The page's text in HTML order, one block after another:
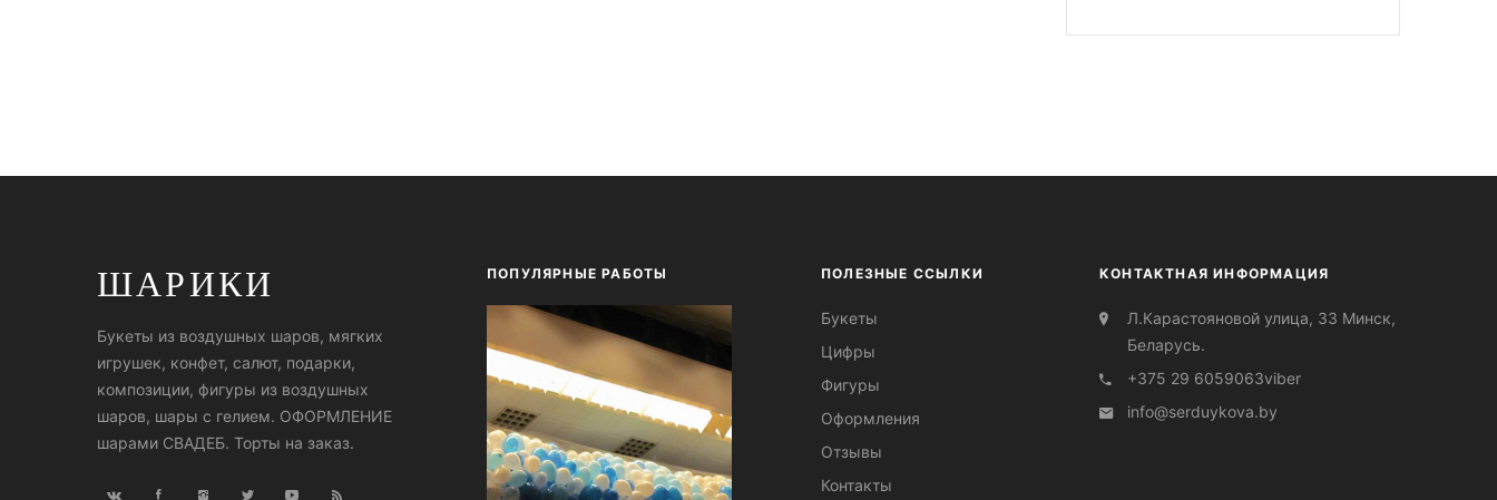
ШАРИКИ
Букеты из воздушных шаров, мягких
игрушек, конфет, салют, подарки,
композиции, фигуры из воздушных
шаров, шары с гелием. ОФОРМЛЕНИЕ
шарами СВАДЕБ. Торты на заказ.
ПОПУЛЯРНЫЕ РАБОТЫ ПОЛЕЗНЫЕ ССЫЛКИ
Букеты
Цифры
Фигуры
Оформления
Отзывы
Контакты
КОНТАКТНАЯ ИНФОРМАЦИЯ
Л.Карастояновой улица, 33 Минск,
Беларусь.
+375 29 6059063viber
info@serduуkova.by